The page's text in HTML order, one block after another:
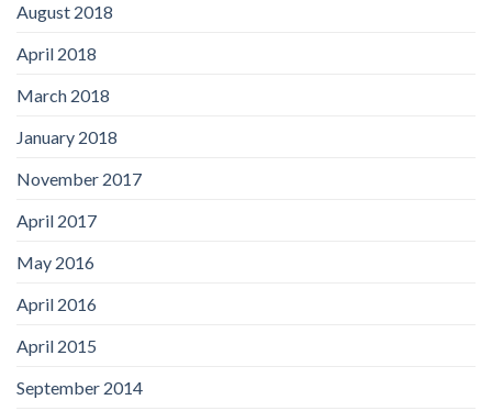
August 2018
April 2018
March 2018
January 2018
November 2017
April 2017
May 2016
April 2016
April 2015
September 2014